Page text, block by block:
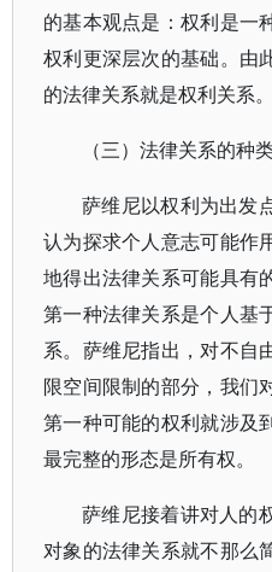
的基本观点是：权利是一
权利更深层次的基础。由
的法律关系就是权利关系。
（三）法律关系的种
萨维尼以权利为出发
认为探求个人意志可能作
地得出法律关系可能具有
第一种法律关系是个人基
系。萨维尼指出，对不自
限空间限制的部分，我们
第一种可能的权利就涉及
最完整的形态是所有权。
萨维尼接着讲对人的
对象的法律关系就不那么